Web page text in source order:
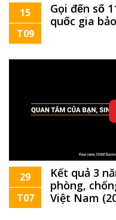
15
T09
Gọi đến số
quốc gia
29
T07
Kết quả 3
phòng,
Việt Nam